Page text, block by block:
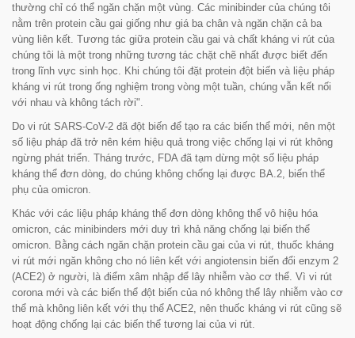
thường chỉ có thể ngăn chặn một vùng. Các minibinder của chúng tôi
nằm trên protein cầu gai giống như giá ba chân và ngăn chặn cả ba
vùng liên kết. Tương tác giữa protein cầu gai và chất kháng vi rút của
chúng tôi là một trong những tương tác chặt chẽ nhất được biết đến
trong lĩnh vực sinh học. Khi chúng tôi đặt protein đột biến và liệu pháp
kháng vi rút trong ống nghiệm trong vòng một tuần, chúng vẫn kết nối
với nhau và không tách rời".
Do vi rút SARS-CoV-2 đã đột biến để tạo ra các biến thể mới, nên một
số liệu pháp đã trở nên kém hiệu quả trong việc chống lại vi rút không
ngừng phát triển. Tháng trước, FDA đã tạm dừng một số liệu pháp
kháng thể đơn dòng, do chúng không chống lại được BA.2, biến thể
phụ của omicron.
Khác với các liệu pháp kháng thể đơn dòng không thể vô hiệu hóa
omicron, các minibinders mới duy trì khả năng chống lại biến thể
omicron. Bằng cách ngăn chặn protein cầu gai của vi rút, thuốc kháng
vi rút mới ngăn không cho nó liên kết với angiotensin biến đổi enzym 2
(ACE2) ở người, là điểm xâm nhập để lây nhiễm vào cơ thể. Vì vi rút
corona mới và các biến thể đột biến của nó không thể lây nhiễm vào cơ
thể mà không liên kết với thụ thể ACE2, nên thuốc kháng vi rút cũng sẽ
hoạt động chống lại các biến thể tương lai của vi rút.